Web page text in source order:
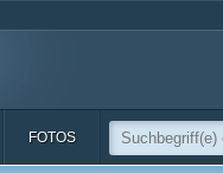
FOTOS